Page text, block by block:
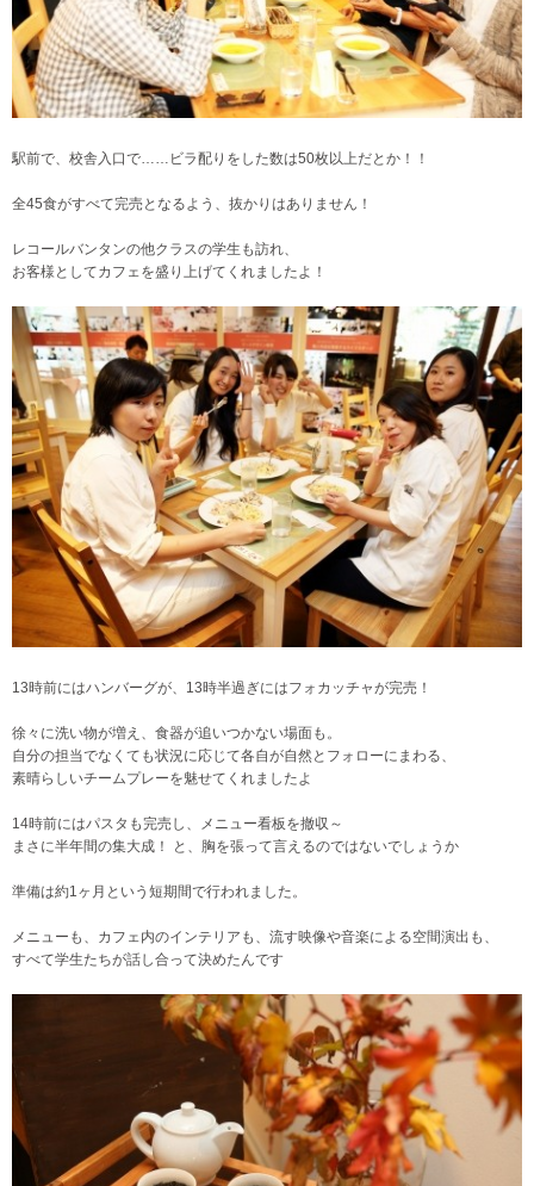
駅前で、校舎入口で……ビラ配りをした数は50枚以上だとか！！
全45食がすべて完売となるよう、抜かりはありません！
レコールバンタンの他クラスの学生も訪れ、
お客様としてカフェを盛り上げてくれましたよ！
13時前にはハンバーグが、13時半過ぎにはフォカッチャが完売！
徐々に洗い物が増え、食器が追いつかない場面も。
自分の担当でなくても状況に応じて各自が自然とフォローにまわる、
素晴らしいチームプレーを魅せてくれましたよ
14時前にはパスタも完売し、メニュー看板を撤収～
まさに半年間の集大成！ と、胸を張って言えるのではないでしょうか
準備は約1ヶ月という短期間で行われました。
メニューも、カフェ内のインテリアも、流す映像や音楽による空間演出も、
すべて学生たちが話し合って決めたんです